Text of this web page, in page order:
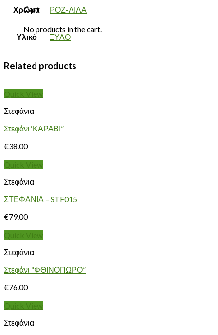
Cart
No products in the cart.
Χρώμα ΡΟΖ-ΛΙΛΑ
Υλικό ΞΥΛΟ
Related products
Quick View
Στεφάνια
Στεφάνι ‘ΚΑΡΑΒΙ”
€38.00
Quick View
Στεφάνια
ΣΤΕΦΑΝΙΑ – STF015
€79.00
Quick View
Στεφάνια
Στεφάνι “ΦΘΙΝΟΠΩΡΟ”
€76.00
Quick View
Στεφάνια